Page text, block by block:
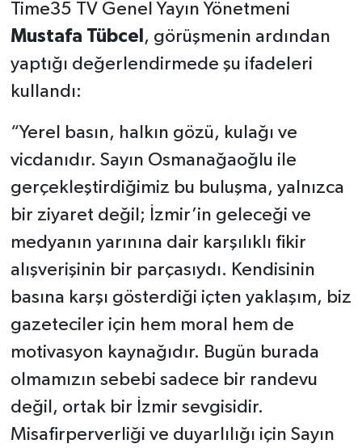
Time35 TV Genel Yayın Yönetmeni
Mustafa Tübcel , görüşmenin ardından
yaptığı değerlendirmede şu ifadeleri
kullandı:
“Yerel basın, halkın gözü, kulağı ve
vicdanıdır. Sayın Osmanağaoğlu ile
gerçekleştirdiğimiz bu buluşma, yalnızca
bir ziyaret değil; İzmir’in geleceği ve
medyanın yarınına dair karşılıklı fikir
alışverişinin bir parçasıydı. Kendisinin
basına karşı gösterdiği içten yaklaşım, biz
gazeteciler için hem moral hem de
motivasyon kaynağıdır. Bugün burada
olmamızın sebebi sadece bir randevu
değil, ortak bir İzmir sevgisidir.
Misafirperverliği ve duyarlılığı için Sayın